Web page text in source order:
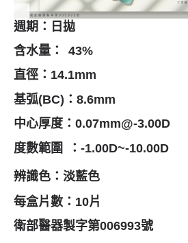
週期： 日拋
含水量：
43%
直徑 ：14.1mm
基弧(BC) ：8.6mm
中心厚度： 0.07mm@-3.00D
度數範圍
：-1.00D~-10.00D
辨識色：淡藍色
每盒片數： 10片
衛部醫器製字第006993號